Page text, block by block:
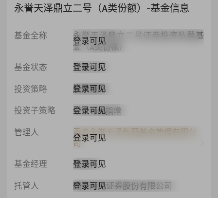
永誉天泽鼎立二号（A类份额）-基金信息
基金全称
永誉天泽鼎立二号证券投资私募基
金（A类份额）
登录可见
基金状态 正在运行
登录可见
投资策略 股票策略
登录可见
投资子策略 中证1000指增
登录可见
管理人
青岛永誉天泽私募基金管理有限公
司
登录可见
基金经理 张润伟
登录可见
托管人 国泰海通证券股份有限公司
登录可见